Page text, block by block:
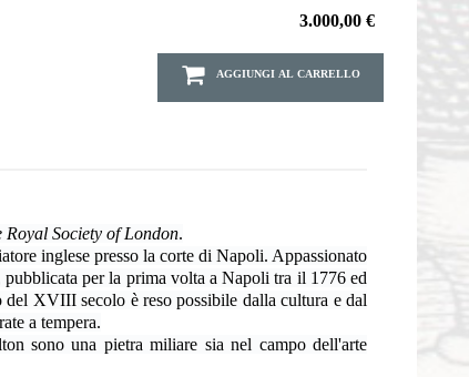
3.000,00 €
AGGIUNGI AL CARRELLO
Royal Society of London.
inglese presso la corte di Napoli. Appassionato
pubblicata per la prima volta a Napoli tra il 1776 ed
XVIII secolo è reso possibile dalla cultura e dal
a tempera.
sono una pietra miliare sia nel campo dell'arte